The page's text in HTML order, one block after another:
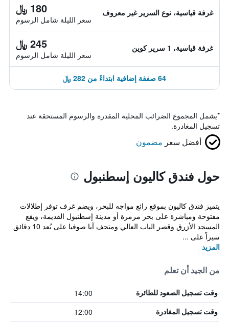
غرفة قياسية، نوع السرير غير معروف 180 ﷼
سعر الليلة شامل الرسوم
غرفة قياسية، 1 سرير كوين 245 ﷼
سعر الليلة شامل الرسوم
64 صفقة إضافية ابتداءً من 282 ﷼
*يشمل المجموع الضرائب المحلية المقدرة والرسوم المستحقة عند
تسجيل المغادرة.
أفضل سعر مضمون
حول فندق كاليون إسطنبول
يتميز فندق كاليون بموقع رائع مواجه للبحر، ويضم غرف توفر إطلالات
مفتوحة ومباشرة على بحر مرمرة أو مدينة إسطنبول القديمة، ويقع
المسجد الأزرق وقصر الباب العالي ومتحف آيا صوفيا على بُعد 10 دقائق
سيراً على ...
المزيد
من الجيد أن تعلم
وقت تسجيل الصعود للطائرة 14:00
وقت تسجيل المغادرة 12:00